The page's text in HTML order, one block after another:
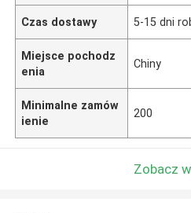
Czas dostawy 5-15 dni
Miejsce pochodz
enia
Chiny
Minimalne zamów
ienie
200
Zobacz